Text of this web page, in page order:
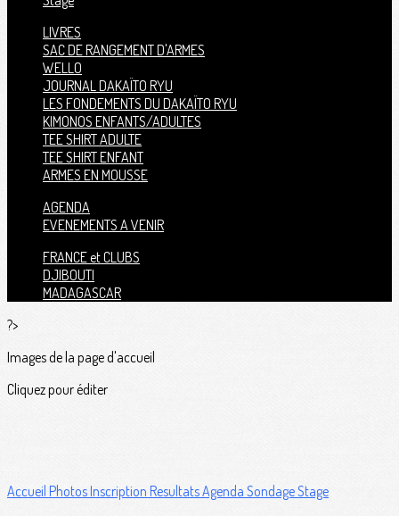
LIVRES
SAC DE RANGEMENT D'ARMES
WELLO
JOURNAL DAKAÏTO RYU
LES FONDEMENTS DU DAKAÏTO RYU
KIMONOS ENFANTS/ADULTES
TEE SHIRT ADULTE
TEE SHIRT ENFANT
ARMES EN MOUSSE
AGENDA
EVENEMENTS A VENIR
FRANCE et CLUBS
DJIBOUTI
MADAGASCAR
?>
Images de la page d'accueil
Cliquez pour éditer
Accueil PhotosInscription ResultatsAgenda Sondage Stage